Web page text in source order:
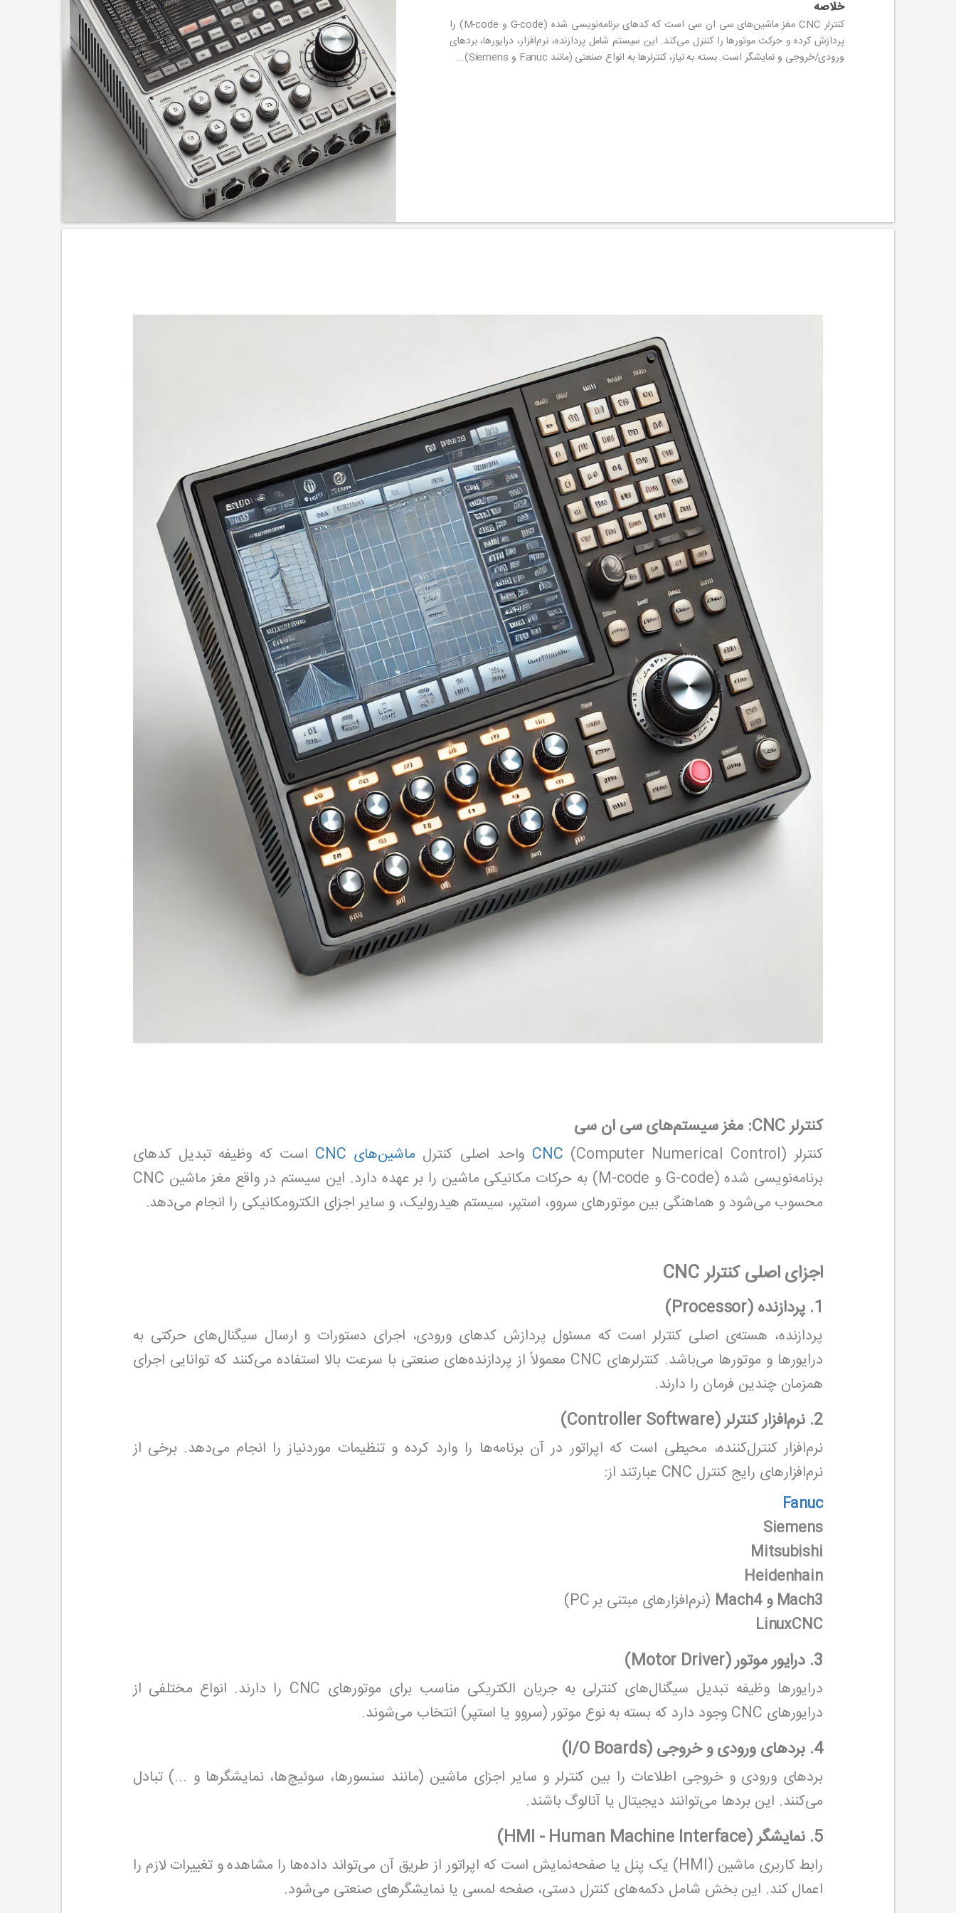
خلاصه
کنترلر CNC مغز ماشین‌های سی ان سی است که کدهای برنامه‌نویسی شده (G-code و M-code) را
پردازش کرده و حرکت موتورها را کنترل می‌کند. این سیستم شامل پردازنده، نرم‌افزار، درایورها، بردهای
ورودی/خروجی و نمایشگر است. بسته به نیاز، کنترلرها به انواع صنعتی (مانند Fanuc و Siemens)...
کنترلر CNC: مغز سیستم‌های سی ان سی
کنترلر CNC (Computer Numerical Control) واحد اصلی کنترل ماشین‌های CNC
است که وظیفه تبدیل کدهای
برنامه‌نویسی شده (G-code و M-code) به حرکات مکانیکی ماشین را بر عهده دارد. این سیستم در واقع مغز ماشین CNC
محسوب می‌شود و هماهنگی بین موتورهای سروو، استپر، سیستم هیدرولیک، و سایر اجزای الکترومکانیکی را انجام می‌دهد.
اجزای اصلی کنترلر CNC
1. پردازنده (Processor)
پردازنده، هسته‌ی اصلی کنترلر است که مسئول پردازش کدهای ورودی، اجرای دستورات و ارسال سیگنال‌های حرکتی به
درایورها و موتورها می‌باشد. کنترلرهای CNC معمولاً از پردازنده‌های صنعتی با سرعت بالا استفاده می‌کنند که توانایی اجرای
همزمان چندین فرمان را دارند.
2. نرم‌افزار کنترلر (Controller Software)
نرم‌افزار کنترل‌کننده، محیطی است که اپراتور در آن برنامه‌ها را وارد کرده و تنظیمات موردنیاز را انجام می‌دهد. برخی از
نرم‌افزارهای رایج کنترل CNC عبارتند از:
Fanuc
Siemens
Mitsubishi
Heidenhain
Mach3 و Mach4
(نرم‌افزارهای مبتنی بر PC)
LinuxCNC
3. درایور موتور (Motor Driver)
درایورها وظیفه تبدیل سیگنال‌های کنترلی به جریان الکتریکی مناسب برای موتورهای CNC را دارند. انواع مختلفی از
درایورهای CNC وجود دارد که بسته به نوع موتور (سروو یا استپر) انتخاب می‌شوند.
4. بردهای ورودی و خروجی (I/O Boards)
بردهای ورودی و خروجی اطلاعات را بین کنترلر و سایر اجزای ماشین (مانند سنسورها، سوئیچ‌ها، نمایشگرها و ...) تبادل
می‌کنند. این بردها می‌توانند دیجیتال یا آنالوگ باشند.
5. نمایشگر (HMI - Human Machine Interface)
رابط کاربری ماشین (HMI) یک پنل یا صفحه‌نمایش است که اپراتور از طریق آن می‌تواند داده‌ها را مشاهده و تغییرات لازم را
اعمال کند. این بخش شامل دکمه‌های کنترل دستی، صفحه لمسی یا نمایشگرهای صنعتی می‌شود.